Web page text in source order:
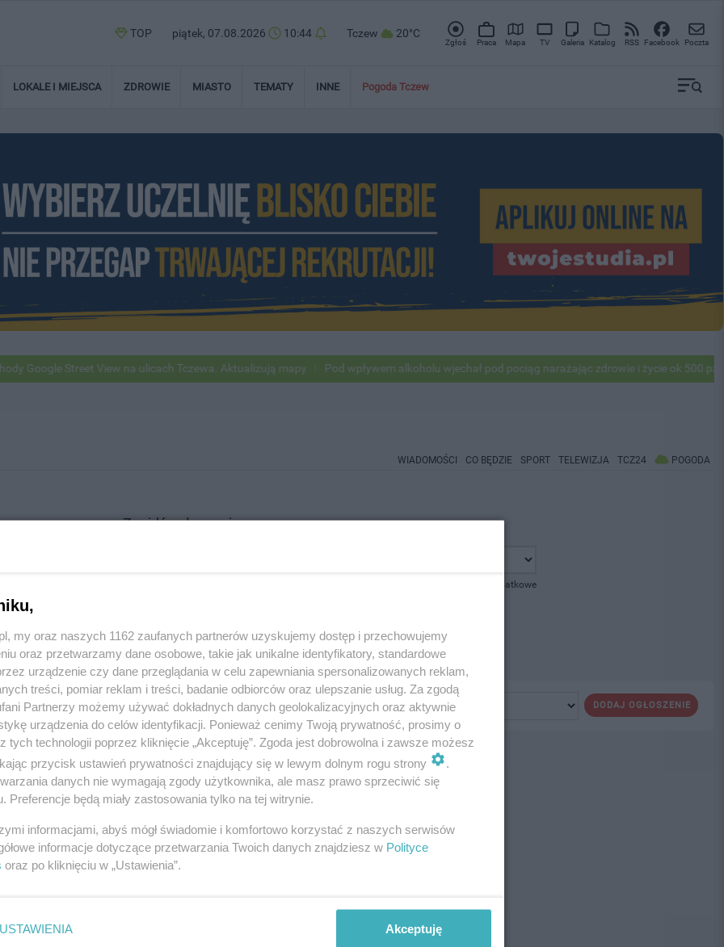
TOP piątek, 07.08.2026 10:44 Tczew 20°C
Zgłoś Praca Mapa TV Galeria Katalog RSS Facebook Poczta
LOKALE I MIEJSCA ZDROWIE MIASTO TEMATY INNE Pogoda Tczew
Google Street View na ulicach Tczewa. Aktualizują mapy Pod wpływem alkoholu wjechał pod pociąg narażając zdrowie i życie ok 500
WIADOMOŚCI CO BĘDZIE SPORT TELEWIZJA TCZ24 POGODA
Znajdź ogłoszenie
pokaż opcje dodatkowe
DODAJ OGŁOSZENIE
ogłoszenie nie istnieje lub nie jest jeszcze aktywne!
my oraz naszych 1162 zaufanych partnerów uzyskujemy dostęp i przechowujemy
oraz przetwarzamy dane osobowe, takie jak unikalne identyfikatory, standardowe
urządzenie czy dane przeglądania w celu zapewniania spersonalizowanych reklam,
treści, pomiar reklam i treści, badanie odbiorców oraz ulepszanie usług. Za zgodą
Partnerzy możemy używać dokładnych danych geolokalizacyjnych oraz aktywnie
urządzenia do celów identyfikacji. Ponieważ cenimy Twoją prywatność, prosimy o
tych technologii poprzez kliknięcie „Akceptuję”. Zgoda jest dobrowolna i zawsze możesz
przycisk ustawień prywatności znajdujący się w lewym dolnym rogu strony
danych nie wymagają zgody użytkownika, ale masz prawo sprzeciwić się
Preferencje będą miały zastosowania tylko na tej witrynie.
informacjami, abyś mógł świadomie i komfortowo korzystać z naszych serwisów
informacje dotyczące przetwarzania Twoich danych znajdziesz w Polityce
oraz po kliknięciu w „Ustawienia”.
USTAWIENIA Akceptuję